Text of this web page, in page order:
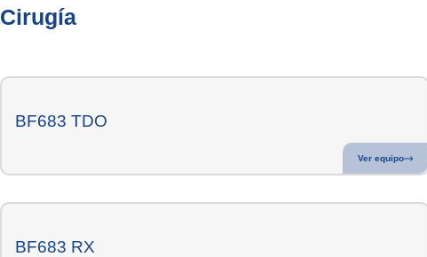
Cirugía
BF683 TDO
Ver equipo
BF683 RX